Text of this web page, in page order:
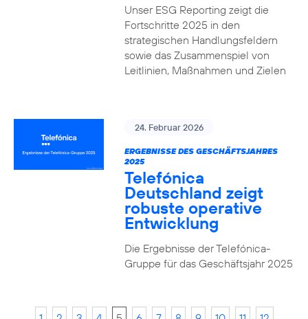
Unser ESG Reporting zeigt die
Fortschritte 2025 in den
strategischen Handlungsfeldern
sowie das Zusammenspiel von
Leitlinien, Maßnahmen und Zielen
24. Februar 2026
ERGEBNISSE DES GESCHÄFTSJAHRES
2025
Telefónica
Deutschland zeigt
robuste operative
Entwicklung
Die Ergebnisse der Telefónica-
Gruppe für das Geschäftsjahr 2025